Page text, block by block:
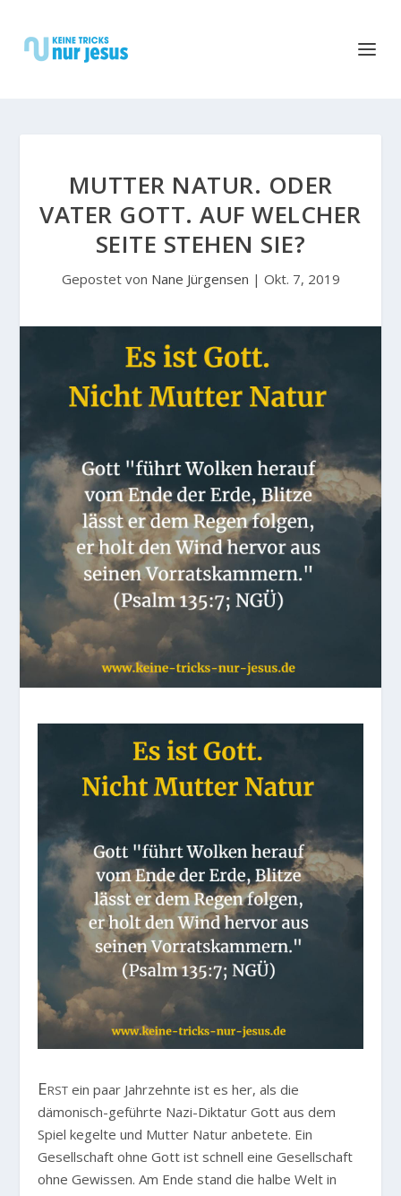
MUTTER NATUR. ODER
VATER GOTT. AUF WELCHER
SEITE STEHEN SIE?
Gepostet von Nane Jürgensen | Okt. 7, 2019
Erst ein paar Jahrzehnte ist es her, als die
dämonisch-geführte Nazi-Diktatur Gott aus dem
Spiel kegelte und Mutter Natur anbetete. Ein
Gesellschaft ohne Gott ist schnell eine Gesellschaft
ohne Gewissen. Am Ende stand die halbe Welt in